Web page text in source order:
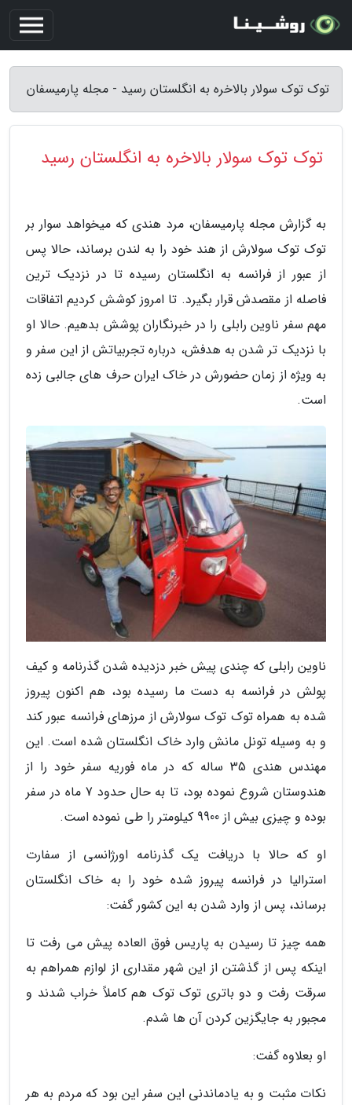
توک توک سولار بالاخره به انگلستان رسید - مجله پارمیسفان
توک توک سولار بالاخره به انگلستان رسید
به گزارش مجله پارمیسفان، مرد هندی که میخواهد سوار بر
توک توک سولارش از هند خود را به لندن برساند، حالا پس
از عبور از فرانسه به انگلستان رسیده تا در نزدیک ترین
فاصله از مقصدش قرار بگیرد. تا امروز کوشش کردیم اتفاقات
مهم سفر ناوین رابلی را در خبرنگاران پوشش بدهیم. حالا او
با نزدیک تر شدن به هدفش، درباره تجربیاتش از این سفر و
به ویژه از زمان حضورش در خاک ایران حرف های جالبی زده
است.
ناوین رابلی که چندی پیش خبر دزدیده شدن گذرنامه و کیف
پولش در فرانسه به دست ما رسیده بود، هم اکنون پیروز
شده به همراه توک توک سولارش از مرزهای فرانسه عبور کند
و به وسیله تونل مانش وارد خاک انگلستان شده است. این
مهندس هندی 35 ساله که در ماه فوریه سفر خود را از
هندوستان شروع نموده بود، تا به حال حدود 7 ماه در سفر
بوده و چیزی بیش از 9900 کیلومتر را طی نموده است.
او که حالا با دریافت یک گذرنامه اورژانسی از سفارت
استرالیا در فرانسه پیروز شده خود را به خاک انگلستان
برساند، پس از وارد شدن به این کشور گفت:
همه چیز تا رسیدن به پاریس فوق العاده پیش می رفت تا
اینکه پس از گذشتن از این شهر مقداری از لوازم همراهم به
سرقت رفت و دو باتری توک توک هم کاملاً خراب شدند و
مجبور به جایگزین کردن آن ها شدم.
او بعلاوه گفت:
نکات مثبت و به یادماندنی این سفر این بود که مردم به هر